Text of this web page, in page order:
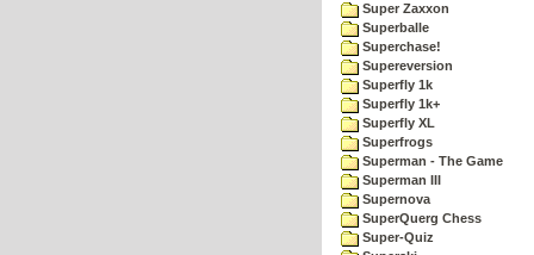
Super Zaxxon
Superballe
Superchase!
Supereversion
Superfly 1k
Superfly 1k+
Superfly XL
Superfrogs
Superman - The Game
Superman III
Supernova
SuperQuerg Chess
Super-Quiz